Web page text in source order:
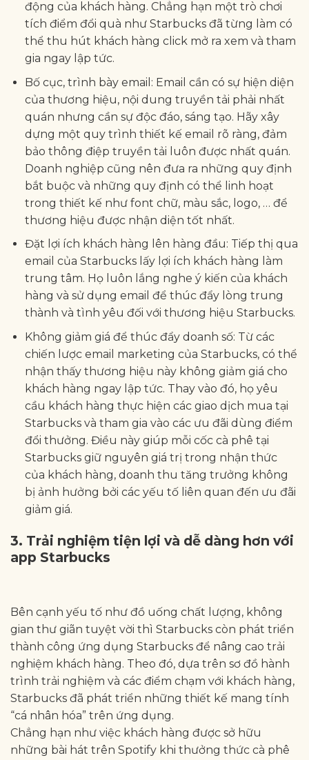
động của khách hàng. Chẳng hạn một trò chơi
tích điểm đổi quà như Starbucks đã từng làm có
thể thu hút khách hàng click mở ra xem và tham
gia ngay lập tức.
Bố cục, trình bày email: Email cần có sự hiện diện
của thương hiệu, nội dung truyền tải phải nhất
quán nhưng cần sự độc đáo, sáng tạo. Hãy xây
dựng một quy trình thiết kế email rõ ràng, đảm
bảo thông điệp truyền tải luôn được nhất quán.
Doanh nghiệp cũng nên đưa ra những quy định
bắt buộc và những quy định có thể linh hoạt
trong thiết kế như font chữ, màu sắc, logo, … để
thương hiệu được nhận diện tốt nhất.
Đặt lợi ích khách hàng lên hàng đầu: Tiếp thị qua
email của Starbucks lấy lợi ích khách hàng làm
trung tâm. Họ luôn lắng nghe ý kiến của khách
hàng và sử dụng email để thúc đẩy lòng trung
thành và tình yêu đối với thương hiệu Starbucks.
Không giảm giá để thúc đẩy doanh số: Từ các
chiến lược email marketing của Starbucks, có thể
nhận thấy thương hiệu này không giảm giá cho
khách hàng ngay lập tức. Thay vào đó, họ yêu
cầu khách hàng thực hiện các giao dịch mua tại
Starbucks và tham gia vào các ưu đãi dùng điểm
đổi thưởng. Điều này giúp mỗi cốc cà phê tại
Starbucks giữ nguyên giá trị trong nhận thức
của khách hàng, doanh thu tăng trưởng không
bị ảnh hưởng bởi các yếu tố liên quan đến ưu đãi
giảm giá.
3. Trải nghiệm tiện lợi và dễ dàng hơn với
app Starbucks
Bên cạnh yếu tố như đồ uống chất lượng, không
gian thư giãn tuyệt vời thì Starbucks còn phát triển
thành công ứng dụng Starbucks để nâng cao trải
nghiệm khách hàng. Theo đó, dựa trên sơ đồ hành
trình trải nghiệm và các điểm chạm với khách hàng,
Starbucks đã phát triển những thiết kế mang tính
“cá nhân hóa” trên ứng dụng.
Chẳng hạn như việc khách hàng được sở hữu
những bài hát trên Spotify khi thưởng thức cà phê